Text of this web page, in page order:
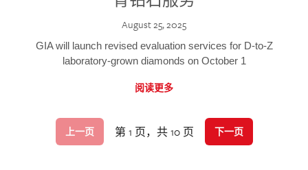
August 25, 2025
GIA will launch revised evaluation services for D-to-Z
laboratory-grown diamonds on October 1
阅读更多
上一页 第 1 页，共 10 页 下一页